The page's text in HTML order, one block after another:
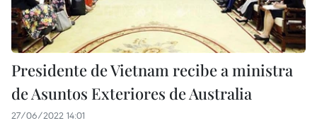
Presidente de Vietnam recibe a ministra
de Asuntos Exteriores de Australia
27/06/2022 14:01